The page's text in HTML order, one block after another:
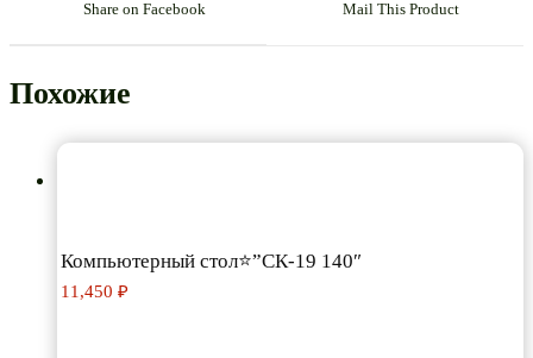
Share on Facebook Mail This Product
Похожие
Компьютерный стол⭐”СК-19 140″
11,450 ₽